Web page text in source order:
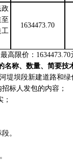
工
1634473.70
高限价：1634473.70
名称、数量、简要技
堤坝段新建道路和绿
标人发包的内容；
。